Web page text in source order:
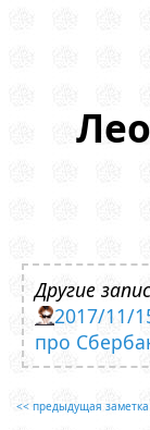
Другие
2017/11/
про
<< предыдущая заметка